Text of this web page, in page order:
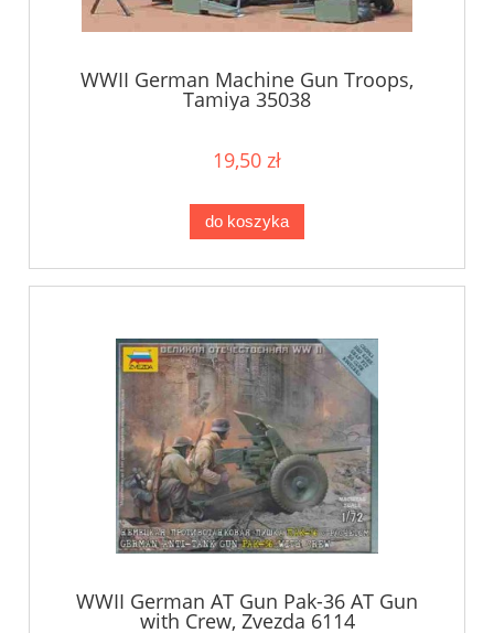
WWII German Machine Gun Troops,
Tamiya 35038
19,50 zł
do koszyka
WWII German AT Gun Pak-36 AT Gun
with Crew, Zvezda 6114